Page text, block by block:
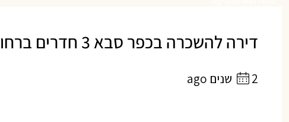
דירה להשכרה בכפר סבא 3 חדרים ברחוב וייצמן | קציר נכסים
2 שנים ago